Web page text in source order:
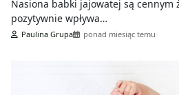
Nasiona babki jajowatej są cennym
pozytywnie wpływa…
Paulina Grupa ponad miesiąc temu